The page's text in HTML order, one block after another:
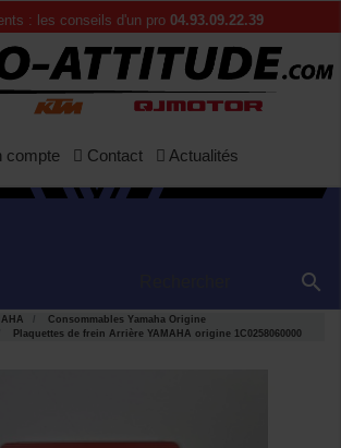
: les conseils d'un pro 04.93.09.22.39
compte Contact Actualités

Consommables Yamaha Origine
Plaquettes de frein Arrière YAMAHA origine 1C0258060000